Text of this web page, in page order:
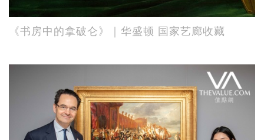
《书房中的拿破仑》｜华盛顿 国家艺廊收藏